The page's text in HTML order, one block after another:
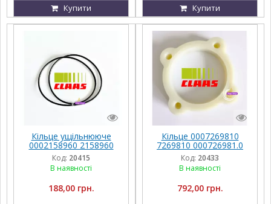
Купити Купити
Кільце ущільнююче
0002158960 2158960
000215896.0 215896.0
Claas
Код: 20415
В наявності
188,00 грн.
Кільце 0007269810
7269810 000726981.0
726981.0 Claas
Код: 20433
В наявності
792,00 грн.